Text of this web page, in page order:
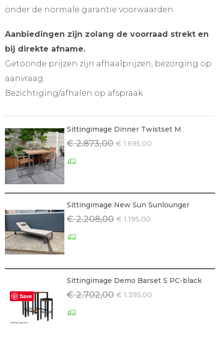
onder de normale garantie voorwaarden.
Aanbiedingen zijn zolang de voorraad strekt en
bij direkte afname.
Getoonde prijzen zijn afhaalprijzen, bezorging op
aanvraag.
Bezichtiging/afhalen op afspraak
Sittingimage Dinner Twistset M
€ 2.873,00 € 1.695,00
Sittingimage New Sun Sunlounger
€ 2.208,00 € 1.195,00
Sittingimage Demo Barset S PC-black
€ 2.702,00 € 1.395,00
Save